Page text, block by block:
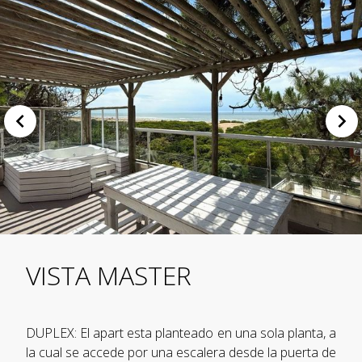
VISTA MASTER
DUPLEX: El apart esta planteado en una sola planta, a
la cual se accede por una escalera desde la puerta de